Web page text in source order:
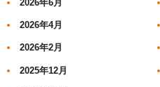
2026年6月
2026年4月
2026年2月
2025年12月